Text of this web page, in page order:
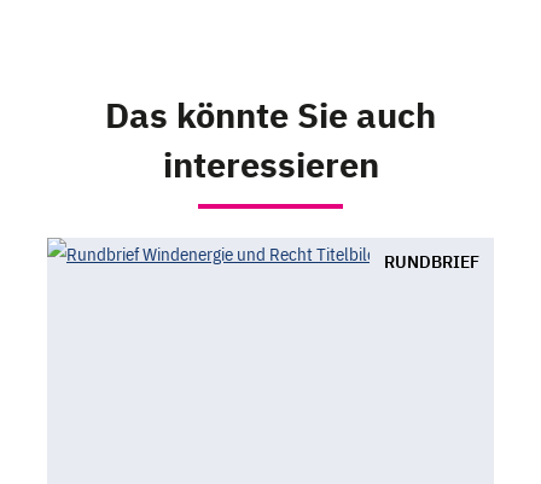
Das könnte Sie auch
interessieren
RUNDBRIEF